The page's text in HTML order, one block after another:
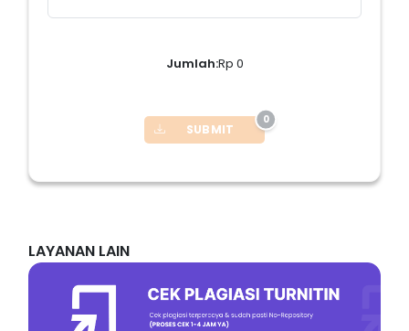
Jumlah:Rp 0
0
SUBMIT
LAYANAN LAIN